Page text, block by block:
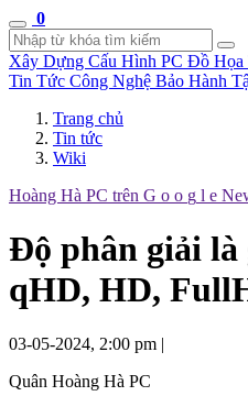
0
Xây Dựng Cấu Hình PC Đồ Họa
Tin Tức Công Nghệ Bảo Hành
Trang chủ
Tin tức
Wiki
Hoàng Hà PC trên G o o g l e
Độ phân giải là
qHD, HD,
03-05-2024, 2:00 pm |
Quân Hoàng Hà PC